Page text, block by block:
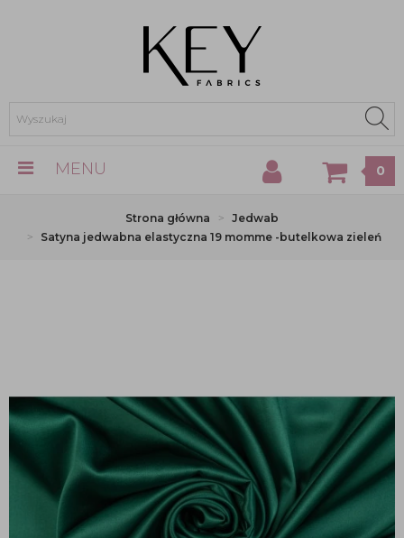
MENU 0
Strona główna
Jedwab
Satyna jedwabna elastyczna 19 momme -butelkowa zieleń